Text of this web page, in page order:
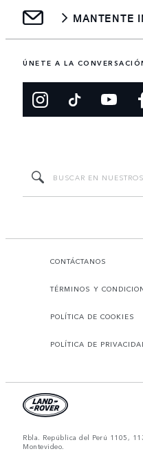
MANTENTE
ÚNETE A LA
CONTÁCTANOS
TÉRMINOS Y
POLÍTICA DE COOKIES
POLÍTICA DE
Rbla. República del Perú 1105,
Montevideo.